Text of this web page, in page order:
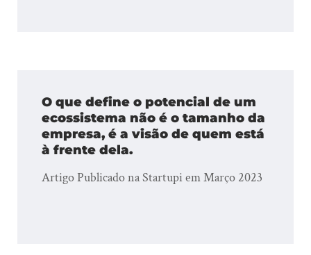
O que define o potencial de um
ecossistema não é o tamanho da
empresa, é a visão de quem está
à frente dela.
Artigo Publicado na Startupi em Março 2023